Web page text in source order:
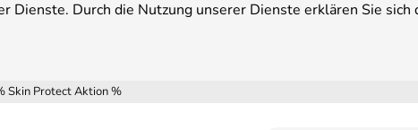
Durch die Nutzung unserer Dienste erklären Sie
Skin Protect Aktion %